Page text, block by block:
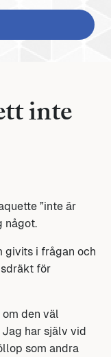
inte
”inte är
något.
givits i frågan och
för
den väl
har själv vid
som andra